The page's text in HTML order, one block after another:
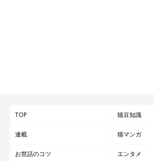
TOP 猫豆知識
連載 猫マンガ
お世話のコツ エンタメ